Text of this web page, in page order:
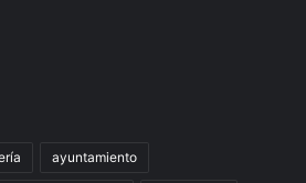
ayuntamiento